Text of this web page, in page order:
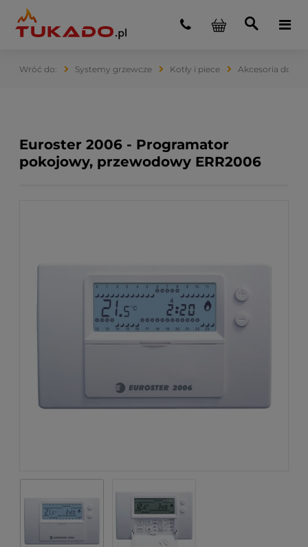
Systemy grzewcze Kotły i piece Akcesoria do
Euroster 2006 - Programator
pokojowy, przewodowy ERR2006